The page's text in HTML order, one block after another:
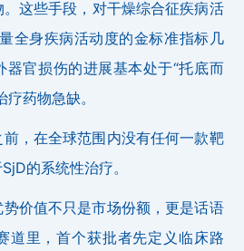
这些手段，对干燥综合征疾病活
全身疾病活动度的金标准指标几
器官损伤的进展基本处于“托底而
药物急缺。
，在全球范围内没有任何一款靶
的系统性治疗。
价值不只是市场份额，更是话语
道里，首个获批者先定义临床路